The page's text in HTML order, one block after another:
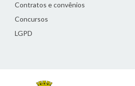
Contratos e convênios
Concursos
LGPD